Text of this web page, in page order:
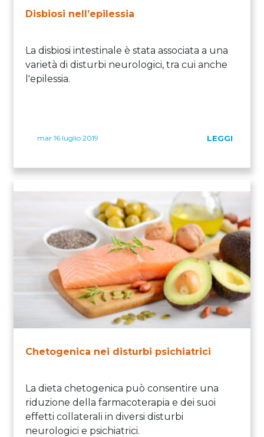
Disbiosi nell’epilessia
La disbiosi intestinale è stata associata a una
varietà di disturbi neurologici, tra cui anche
l'epilessia.
mar 16 luglio 2019 LEGGI
Chetogenica nei disturbi psichiatrici
La dieta chetogenica può consentire una
riduzione della farmacoterapia e dei suoi
effetti collaterali in diversi disturbi
neurologici e psichiatrici.